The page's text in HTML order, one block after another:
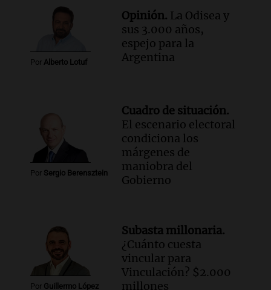
Por Alberto Lotuf
Opinión. La Odisea y
sus 3.000 años,
espejo para la
Argentina
Por Sergio Berensztein
Cuadro de situación.
El escenario electoral
condiciona los
márgenes de
maniobra del
Gobierno
Por Guillermo López
Subasta millonaria.
¿Cuánto cuesta
vincular para
Vinculación? $2.000
millones